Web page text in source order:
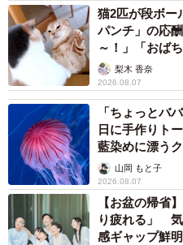
猫2匹が段ボー
パンチ」の応
～！」「おば
梨木 香奈
2026.08.07
「ちょっとバ
日に手作りト
藍染めに漂う
ごい」山岡 もと子
2026.08.07
【お盆の帰省
り疲れる」 気
感ギャップ鮮